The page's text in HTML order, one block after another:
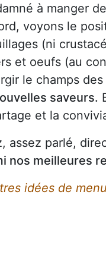
à manger
voyons le
(ni
et oeufs (au
le champs
saveurs.
et la
assez parlé,
nos meilleures
idées de